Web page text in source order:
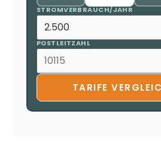
STROMVERBRAUCH/JAHR
POSTLEITZAHL
TARIFE